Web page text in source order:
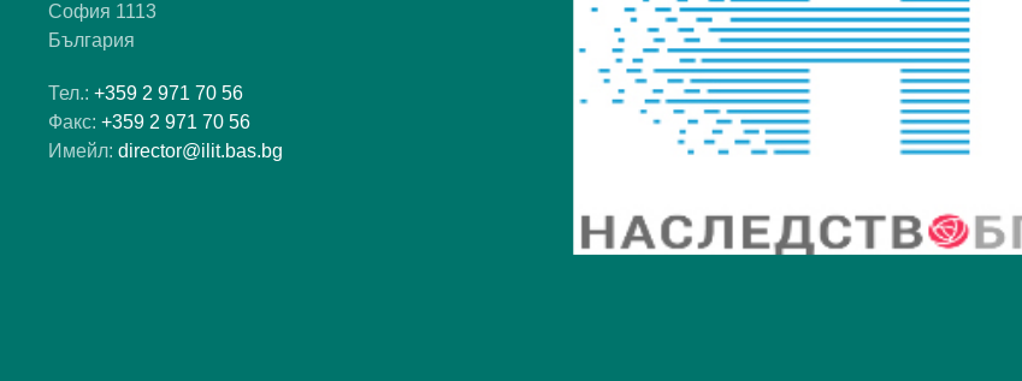
София 1113
България
Тел.: +359 2 971 70 56
Факс: +359 2 971 70 56
Имейл: director@ilit.bas.bg